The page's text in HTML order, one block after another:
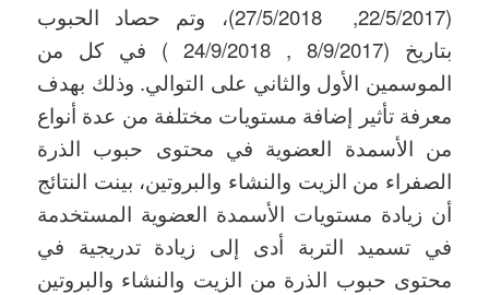
(22/5/2017, 27/5/2018)، وتم حصاد الحبوب
بتاريخ (8/9/2017 , 24/9/2018 ) في كل من
الموسمين الأول والثاني على التوالي. وذلك بهدف
معرفة تأثير إضافة مستويات مختلفة من عدة أنواع
من الأسمدة العضوية في محتوى حبوب الذرة
الصفراء من الزيت والنشاء والبروتين، بينت النتائج
أن زيادة مستويات الأسمدة العضوية المستخدمة
في تسميد التربة أدى إلى زيادة تدريجية في
محتوى حبوب الذرة من الزيت والنشاء والبروتين